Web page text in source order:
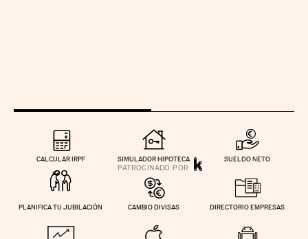
CALCULAR IRPF SIMULADOR HIPOTECA SUELDO NETO
PLANIFICA TU JUBILACIÓN CAMBIO DIVISAS DIRECTORIO EMPRESAS